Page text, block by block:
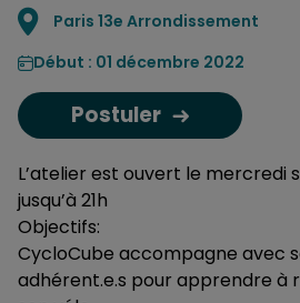
Localisation
Paris 13e Arrondissement
Début : 01 décembre 2022
Postuler
L’atelier est ouvert le mercredi
jusqu’à 21h
Objectifs:
CycloCube accompagne avec
adhérent.e.s pour apprendre